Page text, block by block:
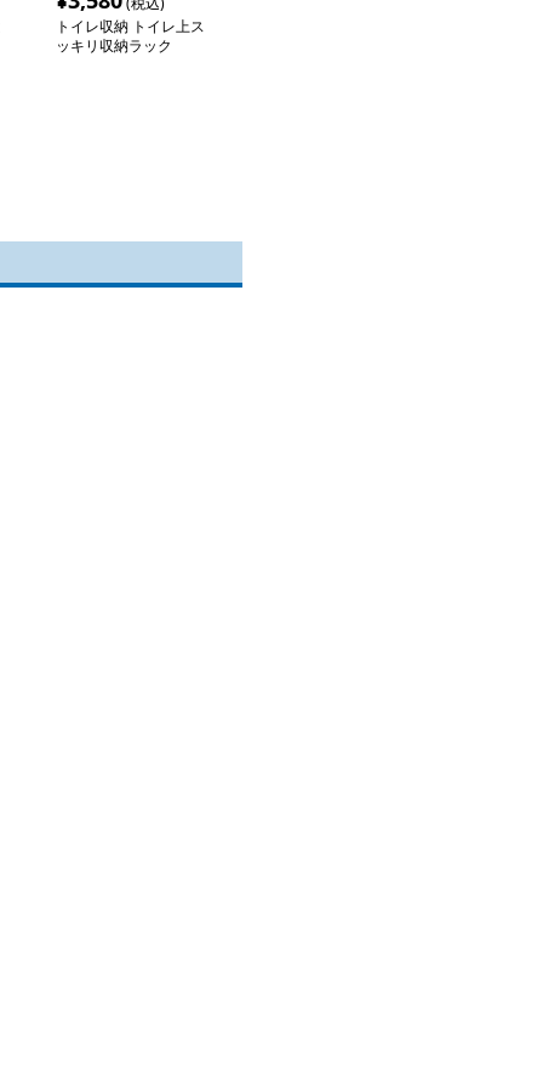
トイレ収納 トイレ上ス
ッキリ収納ラック